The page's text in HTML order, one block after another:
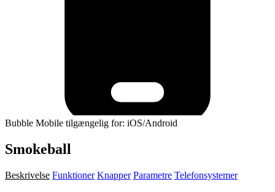
Bubble Mobile tilgængelig for: iOS/Android
Smokeball
Beskrivelse Funktioner Knapper Parametre Telefonsystemer